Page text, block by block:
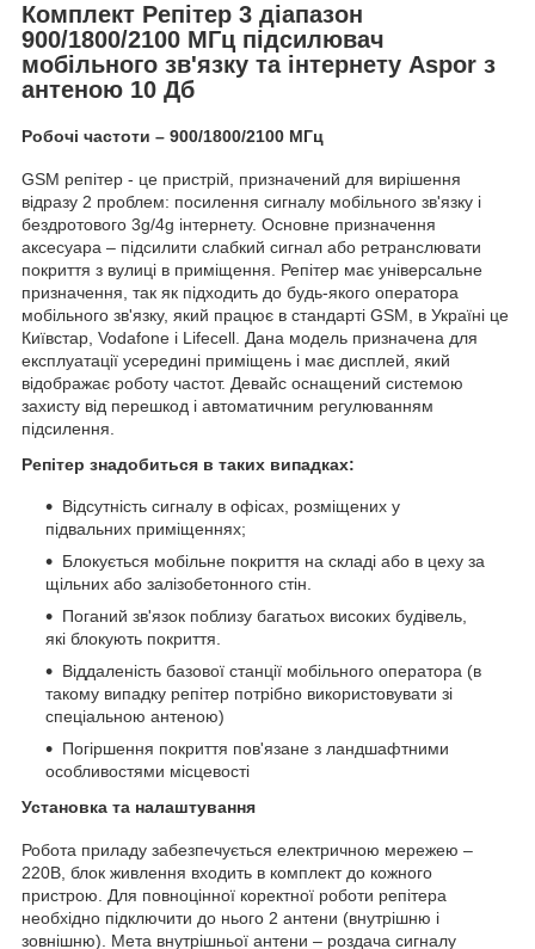
Комплект Репітер 3 діапазон
900/1800/2100 МГц підсилювач
мобільного зв'язку та інтернету Aspor з
антеною 10 Дб
Робочі частоти – 900/1800/2100 МГц
GSM репітер - це пристрій, призначений для вирішення
відразу 2 проблем: посилення сигналу мобільного зв'язку і
бездротового 3g/4g інтернету. Основне призначення
аксесуара – підсилити слабкий сигнал або ретранслювати
покриття з вулиці в приміщення. Репітер має універсальне
призначення, так як підходить до будь-якого оператора
мобільного зв'язку, який працює в стандарті GSM, в Україні це
Київстар, Vodafone і Lifecell. Дана модель призначена для
експлуатації усередині приміщень і має дисплей, який
відображає роботу частот. Девайс оснащений системою
захисту від перешкод і автоматичним регулюванням
підсилення.
Репітер знадобиться в таких випадках:
Відсутність сигналу в офісах, розміщених у
підвальних приміщеннях;
Блокується мобільне покриття на складі або в цеху за
щільних або залізобетонного стін.
Поганий зв'язок поблизу багатьох високих будівель,
які блокують покриття.
Віддаленість базової станції мобільного оператора (в
такому випадку репітер потрібно використовувати зі
спеціальною антеною)
Погіршення покриття пов'язане з ландшафтними
особливостями місцевості
Установка та налаштування
Робота приладу забезпечується електричною мережею –
220В, блок живлення входить в комплект до кожного
пристрою. Для повноцінної коректної роботи репітера
необхідно підключити до нього 2 антени (внутрішню і
зовнішню). Мета внутрішньої антени – роздача сигналу